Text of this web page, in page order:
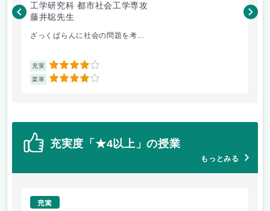
工学研究科 都市社会工学専攻
藤井聡先生
ざっくばらんに社会の問題を考...
充実 4
楽単 4
藤
充実度「★4以上」の授業
もっとみる
充実